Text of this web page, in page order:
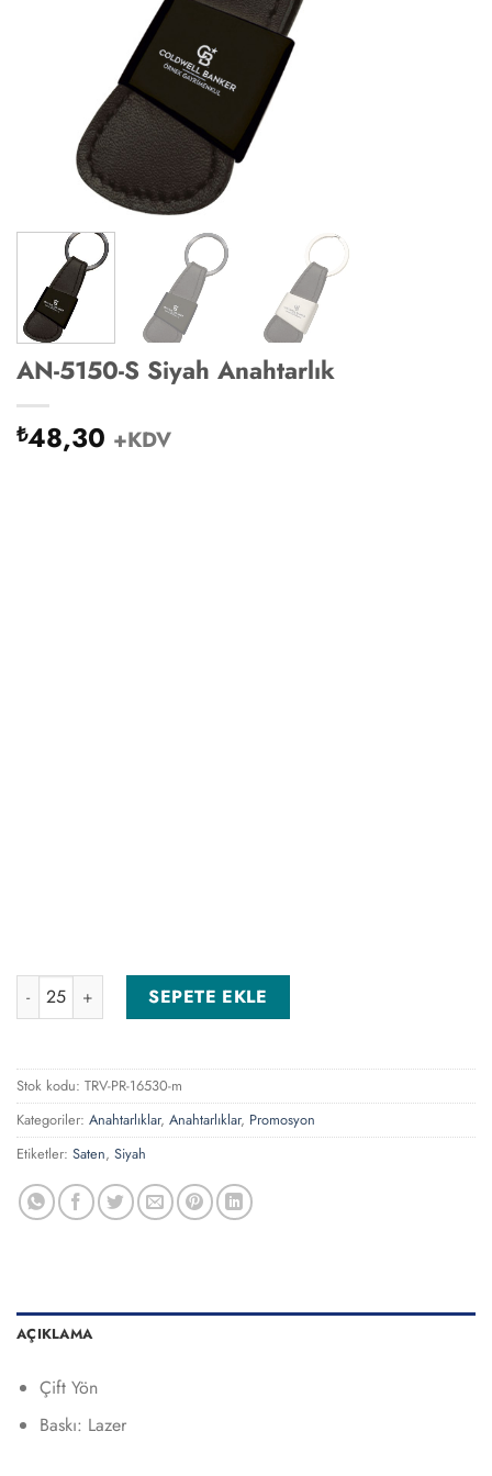
AN-5150-S Siyah Anahtarlık
₺48,30 +KDV
AN-5150-S Siyah Anahtarlık adet
SEPETE EKLE
Stok kodu: TRV-PR-16530-m
Kategoriler: Anahtarlıklar, Anahtarlıklar, Promosyon
Etiketler: Saten, Siyah
AÇIKLAMA
Çift Yön
Baskı: Lazer